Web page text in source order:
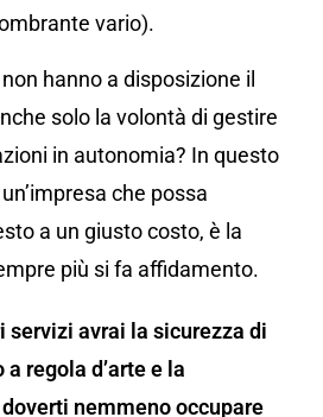
vario).
hanno a disposizione il
solo la volontà di gestire
in autonomia? In questo
che possa
a un giusto costo, è la
più si fa affidamento.
servizi avrai la sicurezza di
regola d’arte e la
nemmeno occupare